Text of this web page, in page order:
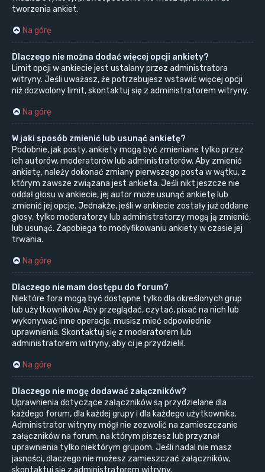
tworzenia ankiet.
Na górę
Dlaczego nie można dodać więcej opcji ankiety?
Limit opcji w ankiecie jest ustalany przez administratora
witryny. Jeśli uważasz, że potrzebujesz wstawić więcej opcji
niż dozwolony limit, skontaktuj się z administratorem witryny.
Na górę
W jaki sposób zmienić lub usunąć ankietę?
Podobnie, jak posty, ankiety mogą być zmieniane tylko przez
ich autorów, moderatorów lub administratorów. Aby zmienić
ankietę, należy dokonać zmiany pierwszego posta w wątku, z
którym zawsze związana jest ankieta. Jeśli nikt jeszcze nie
oddał głosu w ankiecie, jej autor może usunąć ankietę lub
zmienić jej opcje. Jednakże, jeśli w ankiecie zostały już oddane
głosy, tylko moderatorzy lub administratorzy mogą ją zmienić,
lub usunąć. Zapobiega to modyfikowaniu ankiety w czasie jej
trwania.
Na górę
Dlaczego nie mam dostępu do forum?
Niektóre fora mogą być dostępne tylko dla określonych grup
lub użytkowników. Aby przeglądać, czytać, pisać na nich lub
wykonywać inne operacje, musisz mieć odpowiednie
uprawnienia. Skontaktuj się z moderatorem lub
administratorem witryny, aby ci je przydzielił.
Na górę
Dlaczego nie mogę dodawać załączników?
Uprawnienia dotyczące załączników są przydzielane dla
każdego forum, dla każdej grupy i dla każdego użytkownika.
Administrator witryny mógł nie zezwolić na zamieszczanie
załączników na forum, na którym piszesz lub przyznał
uprawnienia tylko niektórym grupom. Jeśli nadal nie masz
jasności, dlaczego nie możesz zamieszczać załączników,
skontaktuj się z administratorem witryny.